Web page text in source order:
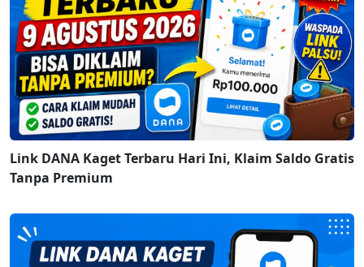
Link DANA Kaget Terbaru Hari Ini, Klaim Saldo Gratis
Tanpa Premium